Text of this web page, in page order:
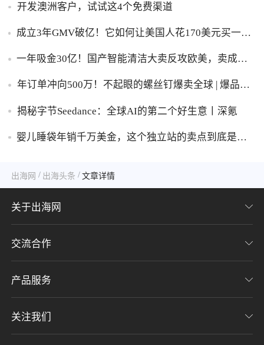
开发澳洲客户，试试这4个免费渠道
成立3年GMV破亿！它如何让美国人花170美元买一台
一年吸金30亿！国产智能清洁大卖反攻欧美，卖成全
年订单冲向500万！不起眼的螺丝钉爆卖全球 | 爆品洞
揭秘字节Seedance：全球AI的第二个好生意丨深氪
婴儿睡袋年销千万美金，这个独立站的卖点到底是什
出海网 / 出海头条 / 文章详情
关于出海网
关于我们
加入我们
隐私协议
交流合作
联系我们
意见反馈
产品服务
CHWE全球跨境电商展
关注我们